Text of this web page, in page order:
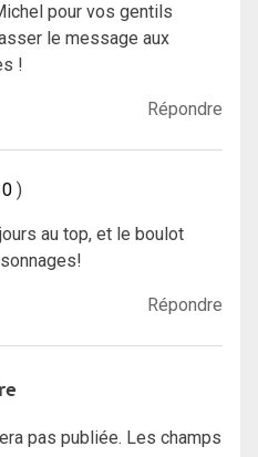
pour vos gentils
le message aux
!
Répondre
au top, et le boulot
Répondre
pas publiée. Les champs